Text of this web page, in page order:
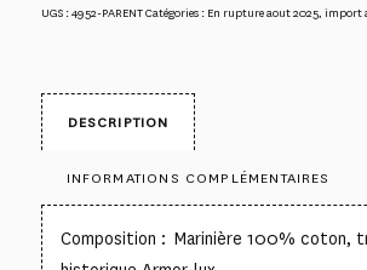
UGS :4952-PARENTCatégories : En rupture aout 2025, import
DESCRIPTION
INFORMATIONS COMPLÉMENTAIRES
Composition : Marinière 100% coton,